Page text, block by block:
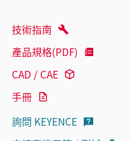
技術指南
產品規格(PDF)
CAD / CAE
手冊
詢問 KEYENCE